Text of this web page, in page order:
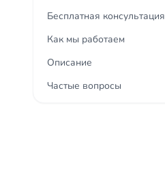
Бесплатная консультация
Как мы работаем
Описание
Частые вопросы